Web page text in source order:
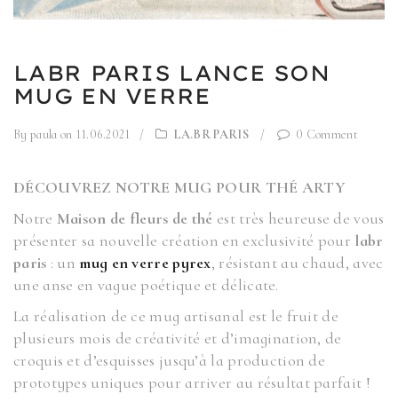
LABR PARIS LANCE SON
MUG EN VERRE
By paula on 11.06.2021 / LA.BR PARIS / 0 Comment
DÉCOUVREZ NOTRE MUG POUR THÉ ARTY
Notre Maison de fleurs de thé est très heureuse de vous
présenter sa nouvelle création en exclusivité pour labr
paris : unmug en verre pyrex, résistant au chaud, avec
une anse en vague poétique et délicate.
La réalisation de ce mug artisanal est le fruit de
plusieurs mois de créativité et d’imagination, de
croquis et d’esquisses jusqu’à la production de
prototypes uniques pour arriver au résultat parfait !